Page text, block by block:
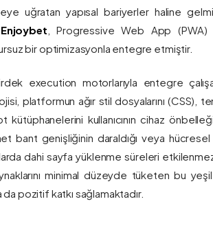
uğratan yapısal bariyerler haline
Enjoybet , Progressive Web App (PWA)
bir optimizasyonla entegre etmiştir.
execution motorlarıyla entegre
platformun ağır stil dosyalarını (CSS),
kütüphanelerini kullanıcının cihaz
bant genişliğinin daraldığı veya
dahi sayfa yüklenme süreleri
minimal düzeyde tüketen bu yeşil
pozitif katkı sağlamaktadır.